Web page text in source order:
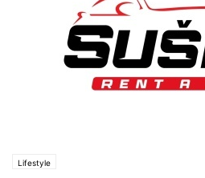
Lifestyle